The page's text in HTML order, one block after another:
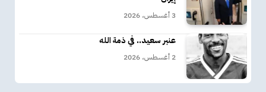
3 أغسطس، 2026
عنبر سعيد.. في ذمة الله
2 أغسطس، 2026